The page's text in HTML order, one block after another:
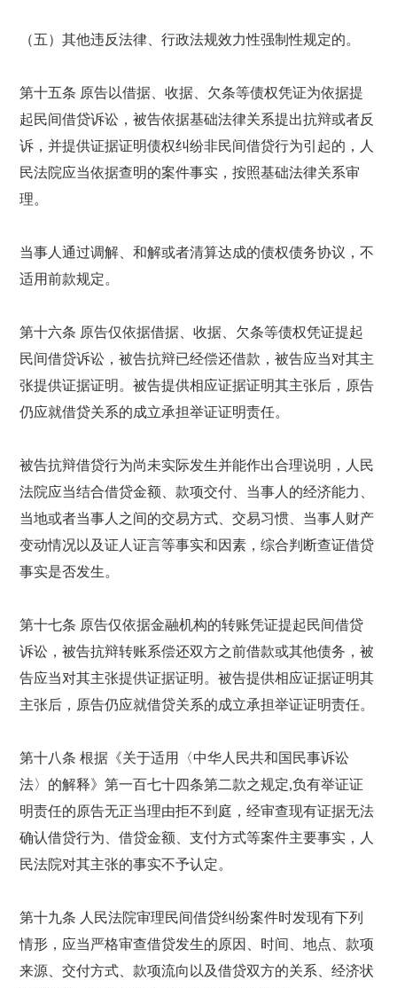
（五）其他违反法律、行政法规效力性强制性规定的。
第十五条 原告以借据、收据、欠条等债权凭证为依据提
起民间借贷诉讼，被告依据基础法律关系提出抗辩或者反
诉，并提供证据证明债权纠纷非民间借贷行为引起的，人
民法院应当依据查明的案件事实，按照基础法律关系审
理。
当事人通过调解、和解或者清算达成的债权债务协议，不
适用前款规定。
第十六条 原告仅依据借据、收据、欠条等债权凭证提起
民间借贷诉讼，被告抗辩已经偿还借款，被告应当对其主
张提供证据证明。被告提供相应证据证明其主张后，原告
仍应就借贷关系的成立承担举证证明责任。
被告抗辩借贷行为尚未实际发生并能作出合理说明，人民
法院应当结合借贷金额、款项交付、当事人的经济能力、
当地或者当事人之间的交易方式、交易习惯、当事人财产
变动情况以及证人证言等事实和因素，综合判断查证借贷
事实是否发生。
第十七条 原告仅依据金融机构的转账凭证提起民间借贷
诉讼，被告抗辩转账系偿还双方之前借款或其他债务，被
告应当对其主张提供证据证明。被告提供相应证据证明其
主张后，原告仍应就借贷关系的成立承担举证证明责任。
第十八条 根据《关于适用〈中华人民共和国民事诉讼
法〉的解释》第一百七十四条第二款之规定,负有举证证
明责任的原告无正当理由拒不到庭，经审查现有证据无法
确认借贷行为、借贷金额、支付方式等案件主要事实，人
民法院对其主张的事实不予认定。
第十九条 人民法院审理民间借贷纠纷案件时发现有下列
情形，应当严格审查借贷发生的原因、时间、地点、款项
来源、交付方式、款项流向以及借贷双方的关系、经济状